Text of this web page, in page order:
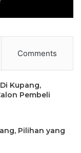
Comments
Kupang,
Pembeli
Pilihan yang